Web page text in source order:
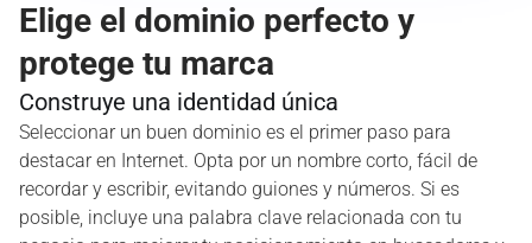
Elige el dominio perfecto y
protege tu marca
Construye una identidad única
Seleccionar un buen dominio es el primer paso para
destacar en Internet. Opta por un nombre corto, fácil de
recordar y escribir, evitando guiones y números. Si es
posible, incluye una palabra clave relacionada con tu